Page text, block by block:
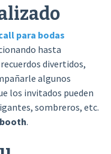
para bodas
hasta
divertidos,
algunos
los invitados pueden
sombreros, etc.
.